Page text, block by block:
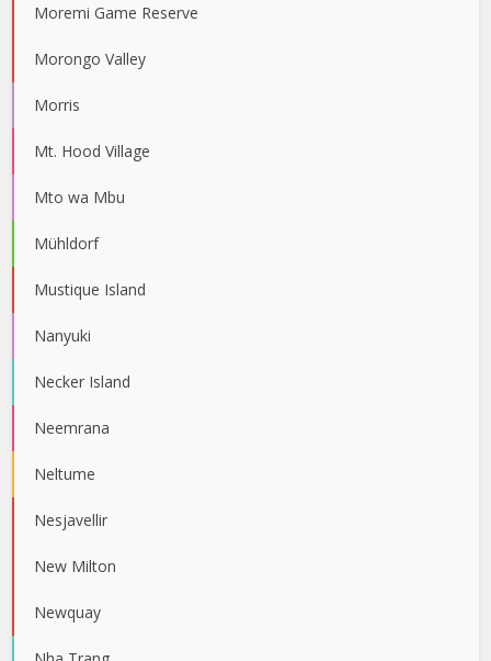
Moremi Game Reserve
Morongo Valley
Morris
Mt. Hood Village
Mto wa Mbu
Mühldorf
Mustique Island
Nanyuki
Necker Island
Neemrana
Neltume
Nesjavellir
New Milton
Newquay